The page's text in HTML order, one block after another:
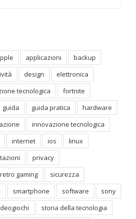
applicazioni
backup
design
elettronica
tecnologica
fortnite
guida guida pratica
hardware
innovazione tecnologica
internet ios
linux
privacy
retro gaming
sicurezza
smartphone software
sony
storia della tecnologia